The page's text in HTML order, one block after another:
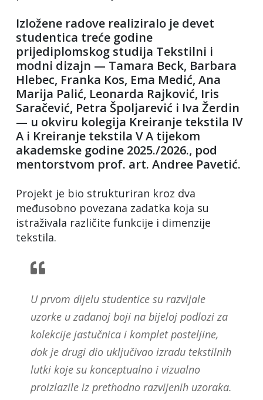
Izložene radove realiziralo je devet
studentica treće godine
prijediplomskog studija Tekstilni i
modni dizajn — Tamara Beck, Barbara
Hlebec, Franka Kos, Ema Medić, Ana
Marija Palić, Leonarda Rajković, Iris
Saračević, Petra Špoljarević i Iva Žerdin
— u okviru kolegija Kreiranje tekstila IV
A i Kreiranje tekstila V A tijekom
akademske godine 2025./2026., pod
mentorstvom prof. art. Andree Pavetić.
Projekt je bio strukturiran kroz dva
međusobno povezana zadatka koja su
istraživala različite funkcije i dimenzije
tekstila.
U prvom dijelu studentice su razvijale
uzorke u zadanoj boji na bijeloj podlozi za
kolekcije jastučnica i komplet posteljine,
dok je drugi dio uključivao izradu tekstilnih
lutki koje su konceptualno i vizualno
proizlazile iz prethodno razvijenih uzoraka.